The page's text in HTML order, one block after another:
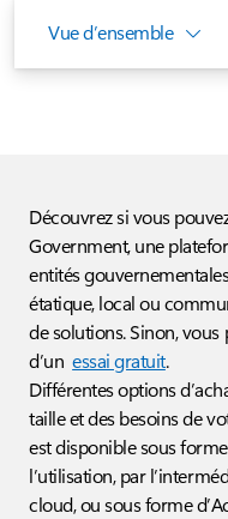
Vue d’ensemble
Découvrez si vous
Government, une
entités
étatique, local ou
de solutions. Sinon,
d’unessai gratuit.
Différentes options
taille et des besoins de
est disponible sous
l’utilisation, par
cloud, ou sous forme